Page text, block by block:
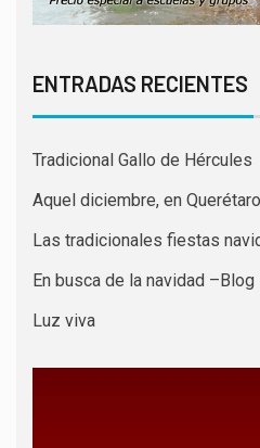
ENTRADAS RECIENTES
Tradicional Gallo de Hércules
Aquel diciembre, en Querétaro
Las tradicionales fiestas
En busca de la navidad –Blog
Luz viva